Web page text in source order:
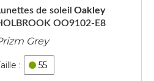
OO9102-E8
de soleil Oakley
Grey
55